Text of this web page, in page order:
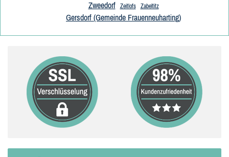
Zweedorf Zeitlofs Zabeltitz
Gersdorf (Gemeinde Frauenneuharting)